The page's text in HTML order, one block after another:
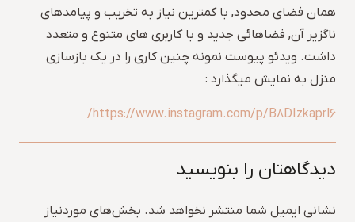
همان فضای محدود, با کمترین نیاز به تخریب و پیامدهای
ناگزیر آن, فضاهائی جدید و با کاربری های متنوع و متعدد
داشت. ویدئو پیوست نمونه چنین کاری را در یک بازسازی
منزل به نمایش میگذارد :
https://www.instagram.com/p/B8DIzkaprl6/
دیدگاهتان را بنویسید
نشانی ایمیل شما منتشر نخواهد شد. بخش‌های موردنیاز